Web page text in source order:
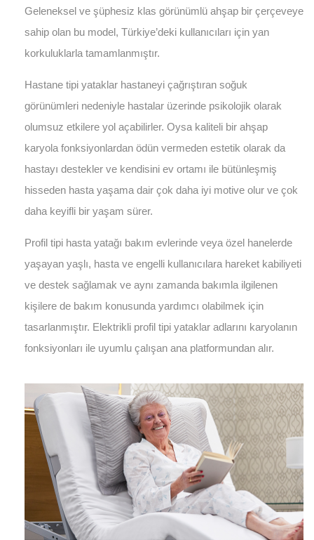
Geleneksel ve şüphesiz klas görünümlü ahşap bir çerçeveye
sahip olan bu model, Türkiye’deki kullanıcıları için yan
korkuluklarla tamamlanmıştır.
Hastane tipi yataklar hastaneyi çağrıştıran soğuk
görünümleri nedeniyle hastalar üzerinde psikolojik olarak
olumsuz etkilere yol açabilirler. Oysa kaliteli bir ahşap
karyola fonksiyonlardan ödün vermeden estetik olarak da
hastayı destekler ve kendisini ev ortamı ile bütünleşmiş
hisseden hasta yaşama dair çok daha iyi motive olur ve çok
daha keyifli bir yaşam sürer.
Profil tipi hasta yatağı bakım evlerinde veya özel hanelerde
yaşayan yaşlı, hasta ve engelli kullanıcılara hareket kabiliyeti
ve destek sağlamak ve aynı zamanda bakımla ilgilenen
kişilere de bakım konusunda yardımcı olabilmek için
tasarlanmıştır. Elektrikli profil tipi yataklar adlarını karyolanın
fonksiyonları ile uyumlu çalışan ana platformundan alır.